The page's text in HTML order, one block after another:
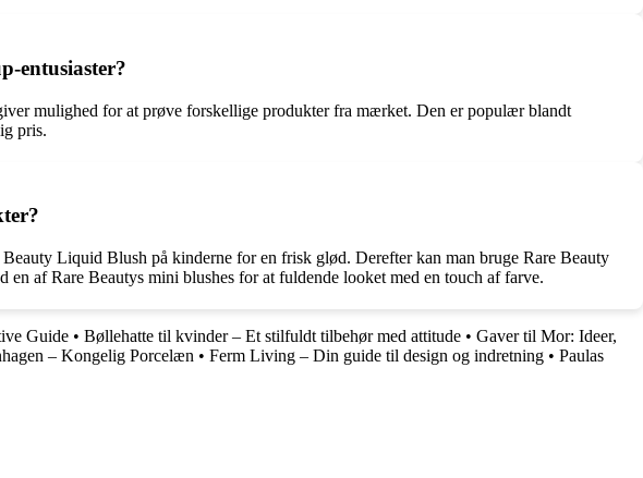
entusiaster?
mulighed for at prøve forskellige produkter fra mærket. Den er populær blandt
pris.
Liquid Blush på kinderne for en frisk glød. Derefter kan man bruge Rare Beauty
af Rare Beautys mini blushes for at fuldende looket med en touch af farve.
Guide • Bøllehatte til kvinder – Et stilfuldt tilbehør med attitude • Gaver til Mor: Ideer,
– Kongelig Porcelæn • Ferm Living – Din guide til design og indretning • Paulas